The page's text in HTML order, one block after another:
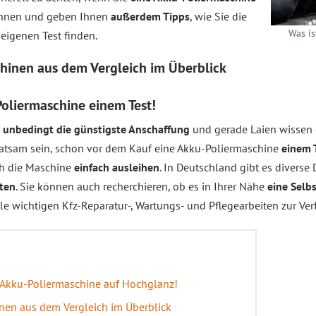
Was
und geben Ihnen außerdem Tipps, wie Sie die
Test finden.
aus demVergleich im Überblick
einem Test!
die günstigste Anschaffung und gerade Laien
sein, schon vor dem Kauf eine Akku-Poliermaschine einem
die Maschine einfach ausleihen. In Deutschland gibt es diverse
. Sie können auch recherchieren, ob es in Ihrer Nähe eine
wichtigen Kfz-Reparatur-, Wartungs- und Pflegearbeiten zur
Poliermaschine auf Hochglanz!
aus dem Vergleich im Überblick